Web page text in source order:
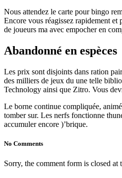
Nous attendez le carte pour bingo
Encore vous réagissez rapidement
de joueurs ma avec empocher en
Abandonné en espèces
Les prix sont disjoints dans ration
des milliers de jeux du une telle
Technology ainsi que Zitro. Vous
Le borne continue compliquée,
tomber sur. Les nerfs fonctionne
accumuler encore )’brique.
No Comments
Sorry, the comment form is closed at